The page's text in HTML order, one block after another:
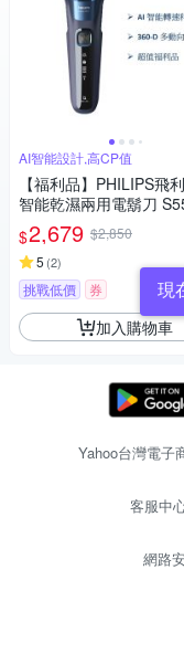
AI智能設計,高CP值
【福利品】PHILIPS飛
智能乾濕兩用電鬍刀
(一年保固)
$2,679 $2,850
5 (2)
挑戰低價 券
加入購物車
現
Yahoo台灣電子
客服中
網路